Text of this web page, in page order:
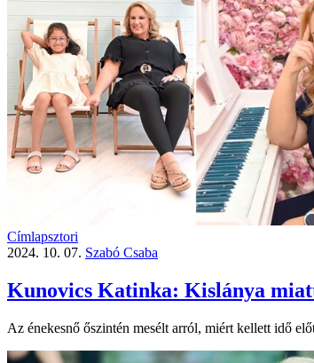
Címlapsztori
2024. 10. 07. Szabó Csaba
Kunovics Katinka: Kislánya
Az énekesnő őszintén mesélt arról, miért kellett idő